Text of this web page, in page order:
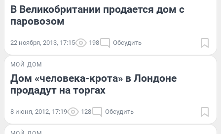
В Великобритании продается дом с
паровозом
22 ноября, 2013, 17:15 198 Обсудить
МОЙ ДОМ
Дом «человека-крота» в Лондоне
продадут на торгах
8 июня, 2012, 17:19 128 Обсудить